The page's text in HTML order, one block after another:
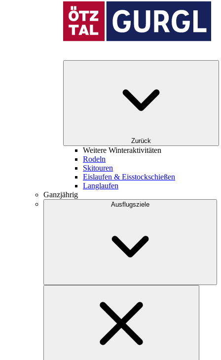
Zurück
Weitere Winteraktivitäten
Rodeln
Skitouren
Eislaufen & Eisstockschießen
Langlaufen
Ganzjährig
Ausflugsziele